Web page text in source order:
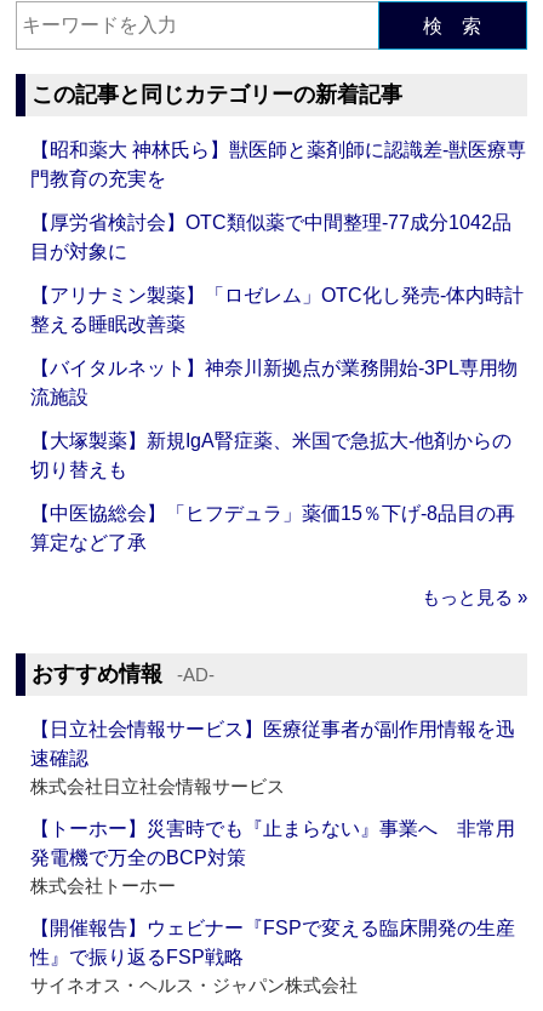
検 索
この記事と同じカテゴリーの新着記事
【昭和薬大 神林氏ら】獣医師と薬剤師に認識差‐獣医療専
門教育の充実を
【厚労省検討会】OTC類似薬で中間整理‐77成分1042品
目が対象に
【アリナミン製薬】「ロゼレム」OTC化し発売‐体内時計
整える睡眠改善薬
【バイタルネット】神奈川新拠点が業務開始‐3PL専用物
流施設
【大塚製薬】新規IgA腎症薬、米国で急拡大‐他剤からの
切り替えも
【中医協総会】「ヒフデュラ」薬価15％下げ‐8品目の再
算定など了承
もっと見る »
おすすめ情報 ‐AD‐
【日立社会情報サービス】医療従事者が副作用情報を迅
速確認
株式会社日立社会情報サービス
【トーホー】災害時でも『止まらない』事業へ 非常用
発電機で万全のBCP対策
株式会社トーホー
【開催報告】ウェビナー『FSPで変える臨床開発の生産
性』で振り返るFSP戦略
サイネオス・ヘルス・ジャパン株式会社